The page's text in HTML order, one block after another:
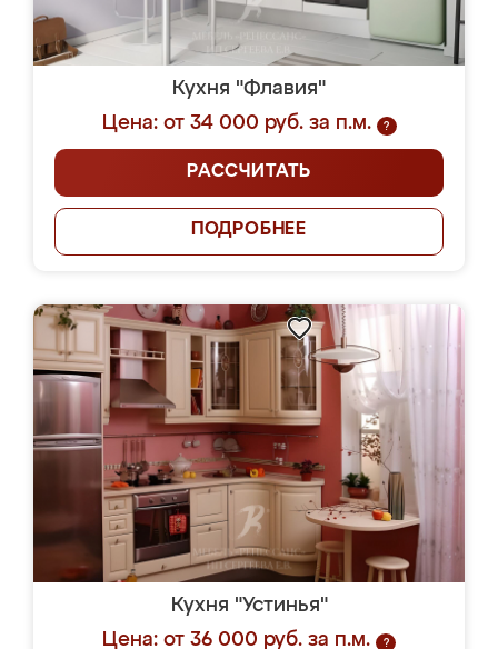
Кухня "Флавия"
Цена: от 34 000 руб. за п.м.
?
РАССЧИТАТЬ
ПОДРОБНЕЕ
Кухня "Устинья"
Цена: от 36 000 руб. за п.м.
?